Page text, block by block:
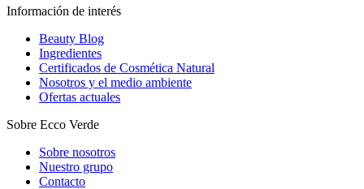
Información de interés
Beauty Blog
Ingredientes
Certificados de Cosmética Natural
Nosotros y el medio ambiente
Ofertas actuales
Sobre Ecco Verde
Sobre nosotros
Nuestro grupo
Contacto